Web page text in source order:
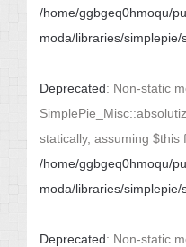
/home/ggbgeq0hmoqu/
moda/libraries/simplepie/
Deprecated: Non-static
statically, assuming $this
/home/ggbgeq0hmoqu/
moda/libraries/simplepie/
Deprecated: Non-static